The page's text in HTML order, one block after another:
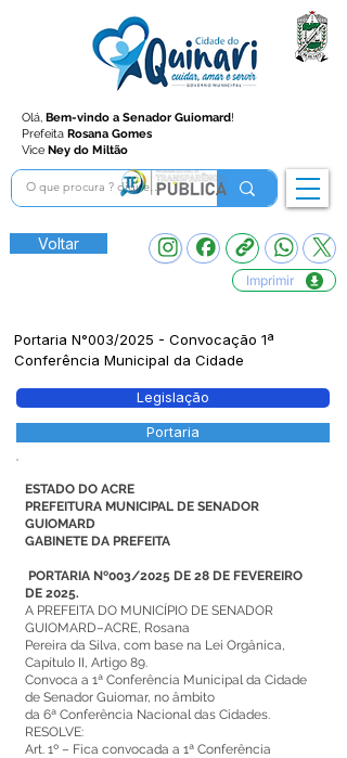
Olá, Bem-vindo a Senador Guiomard!
Prefeita Rosana Gomes
Vice Ney do Miltão
Voltar
Imprimir
Portaria N°003/2025 - Convocação 1ª
Conferência Municipal da Cidade
Legislação
Portaria
ESTADO DO ACRE
PREFEITURA MUNICIPAL DE SENADOR
GUIOMARD
GABINETE DA PREFEITA
PORTARIA Nº003/2025 DE 28 DE FEVEREIRO
DE 2025.
A PREFEITA DO MUNICÍPIO DE SENADOR
GUIOMARD–ACRE, Rosana
Pereira da Silva, com base na Lei Orgânica,
Capítulo II, Artigo 89.
Convoca a 1ª Conferência Municipal da Cidade
de Senador Guiomar, no âmbito
da 6ª Conferência Nacional das Cidades.
RESOLVE:
Art. 1º – Fica convocada a 1ª Conferência